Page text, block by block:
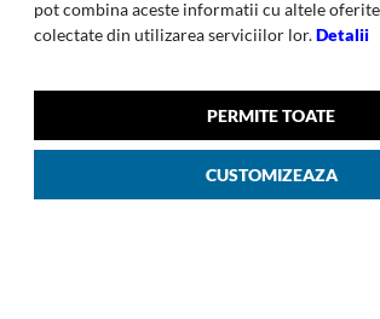
pot combina aceste informatii cu altele oferite
colectate din utilizarea serviciilor lor.Detalii
PERMITE TOATE
CUSTOMIZEAZA
Proxis-